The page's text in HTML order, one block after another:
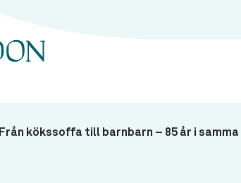
Från kökssoffa till barnbarn – 85 år i samma